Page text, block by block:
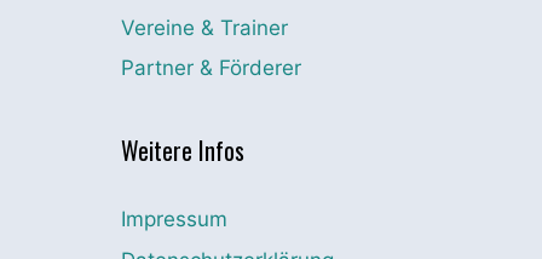
Vereine & Trainer
Partner & Förderer
Weitere Infos
Impressum